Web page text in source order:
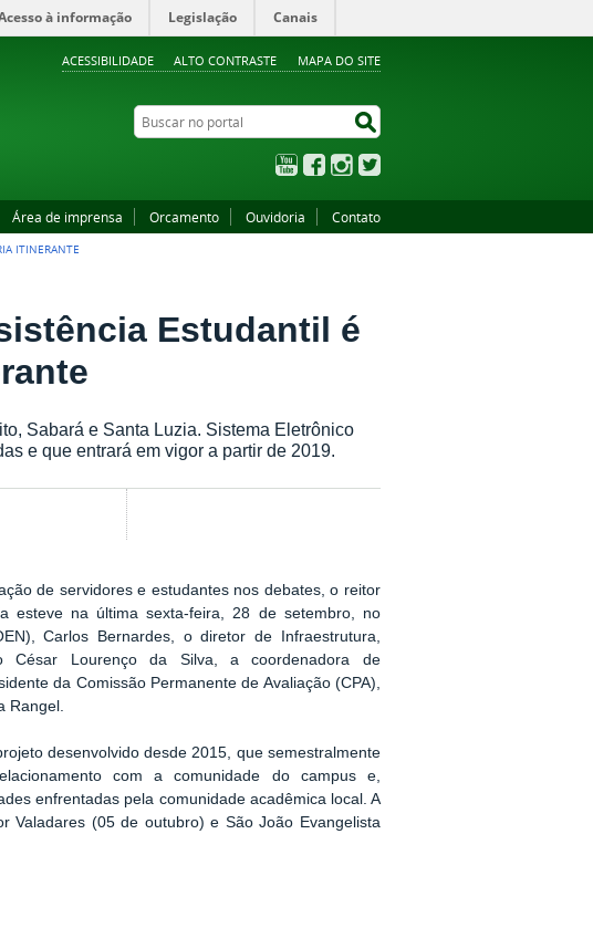
ACESSIBILIDADE ALTO CONTRASTE MAPA DO SITE
à informação Legislação Canais
Buscar no portal
YouTubeFacebookInstagram
Área de imprensa Orcamento Ouvidoria Contato
ITINERANTE
Estudantil é
Sabará e Santa Luzia. Sistema Eletrônico
e que entrará em vigor a partir de 2019.
de servidores e estudantes nos debates, o reitor
esteve na última sexta-feira, 28 de setembro, no
Carlos Bernardes, o diretor de Infraestrutura,
César Lourenço da Silva, a coordenadora de
da Comissão Permanente de Avaliação (CPA),
Rangel.
desenvolvido desde 2015, que semestralmente
com a comunidade do campus e,
enfrentadas pela comunidade acadêmica local. A
Valadares (05 de outubro) e São João Evangelista